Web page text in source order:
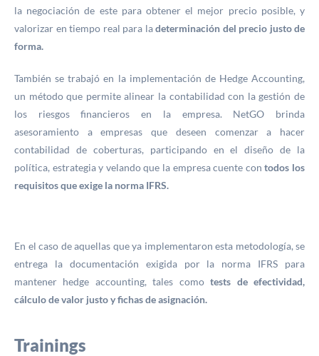
la negociación de este para obtener el mejor precio posible, y
valorizar en tiempo real para ladeterminación del precio justo de
forma.
También se trabajó en la implementación de Hedge Accounting,
un método que permite alinear la contabilidad con la gestión de
los riesgos financieros en la empresa. NetGO brinda
asesoramiento a empresas que deseen comenzar a hacer
contabilidad de coberturas, participando en el diseño de la
política, estrategia y velando que la empresa cuente contodos los
requisitos que exige la norma IFRS.
En el caso de aquellas que ya implementaron esta metodología, se
entrega la documentación exigida por la norma IFRS para
mantener hedge accounting, tales comotests de efectividad,
cálculo de valor justo y fichas de asignación.
Trainings